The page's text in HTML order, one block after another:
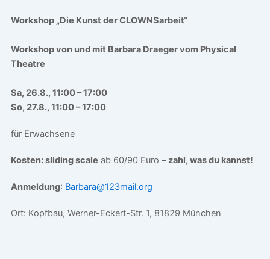
Workshop „Die Kunst der CLOWNSarbeit“
Workshop von und mit Barbara Draeger vom Physical
Theatre
Sa, 26.8., 11:00 – 17:00
So, 27.8., 11:00 – 17:00
für Erwachsene
Kosten: sliding scale ab 60/90 Euro –zahl, was du kannst!
Anmeldung: Barbara@123mail.org
Ort: Kopfbau, Werner-Eckert-Str. 1, 81829 München